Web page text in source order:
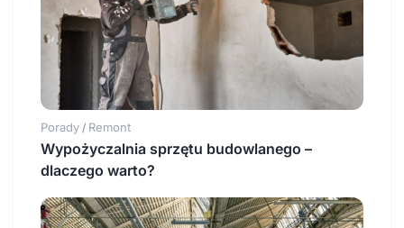
Porady / Remont
Wypożyczalnia sprzętu budowlanego –
dlaczego warto?